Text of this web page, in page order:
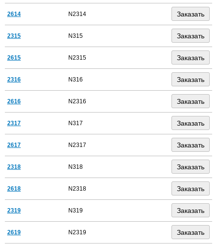
2614 N2314
2315 N315
2615 N2315
2316 N316
2616 N2316
2317 N317
2617 N2317
2318 N318
2618 N2318
2319 N319
2619 N2319